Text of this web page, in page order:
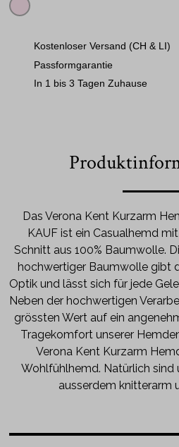
Kostenloser Versand (CH & LI)
Passformgarantie
In 1 bis 3 Tagen Zuhause
Das Verona Kent Kurzarm
KAUF ist ein Casualhemd
Schnitt aus 100% Baumwolle.
hochwertiger Baumwolle gibt
Optik und lässt sich für jede
Neben der hochwertigen
grössten Wert auf ein
Tragekomfort unserer
Verona Kent Kurzarm
Wohlfühlhemd. Natürlich sind
ausserdem knitterarm